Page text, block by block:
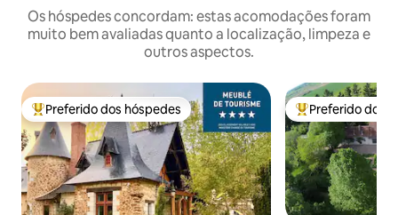
Os hóspedes concordam: estas acomodações foram
muito bem avaliadas quanto a localização, limpeza e
outros aspectos.
Entre os melhores preferidos dos hóspedes
Preferido dos hóspedes Entre os
Preferido dos